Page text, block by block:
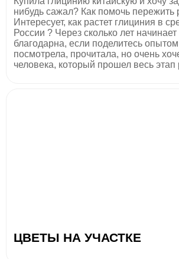
нибудь сажал? Как помочь пережить
Интересует, как растет глициния в
России ? Через сколько лет
благодарна, если поделитесь
посмотрела, прочитала, но очень
человека, который прошел весь этап
ЦВЕТЫ НА УЧАСТКЕ